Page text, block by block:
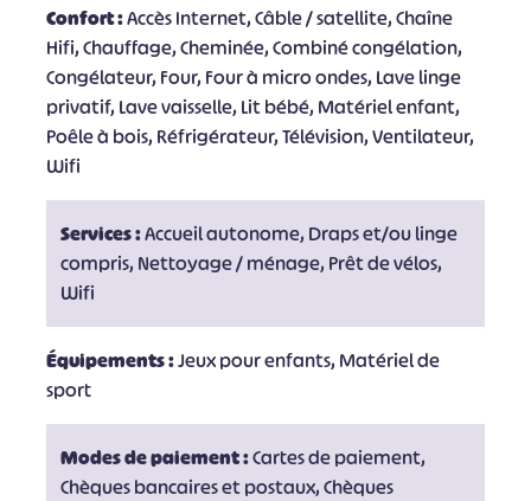
Confort :Accès Internet, Câble / satellite, Chaîne
Hifi, Chauffage, Cheminée, Combiné congélation,
Congélateur, Four, Four à micro ondes, Lave linge
privatif, Lave vaisselle, Lit bébé, Matériel enfant,
Poêle à bois, Réfrigérateur, Télévision, Ventilateur,
Wifi
Services :Accueil autonome, Draps et/ou linge
compris, Nettoyage / ménage, Prêt de vélos,
Wifi
Équipements :Jeux pour enfants, Matériel de
sport
Modes de paiement :Cartes de paiement,
Chèques bancaires et postaux, Chèques